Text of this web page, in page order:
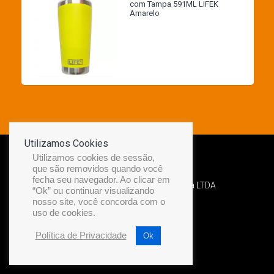
com Tampa 591ML LIFEK
Amarelo
Desenvolvido por Diamond Náutica LTDA
Utilizamos Cookies
Utilizamos cookies de sessão,
que são removidos quando você
fecha seu navegador. Ao clicar em
“Ok” ou continuar visualizando
nosso site, você concorda com o
uso de cookies.
Política de Privacidade Ok